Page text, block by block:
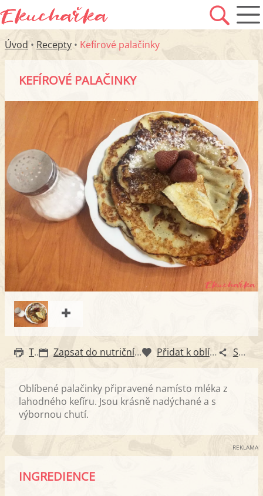
Úvod • Recepty • Kefírové palačinky
KEFÍROVÉ PALAČINKY
Tisk Zapsat do nutričního diáře Přidat k oblíbeným Sdílet
Oblíbené palačinky připravené namísto mléka z
lahodného kefíru. Jsou krásně nadýchané a s
výbornou chutí.
REKLAMA
INGREDIENCE